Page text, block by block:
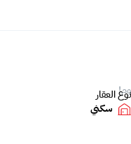
العقار
سكني